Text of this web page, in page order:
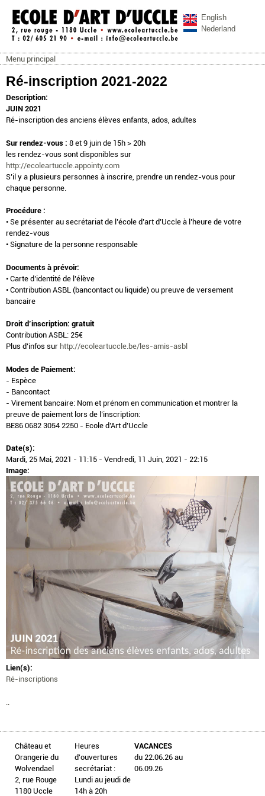
Aller au contenu principal
ecoleartuccle.be
English
Nederland
Menu principal
Menu principal
Ré-inscription 2021-2022
Description:
JUIN 2021
Ré-inscription des anciens élèves enfants, ados, adultes
Sur rendez-vous : 8 et 9 juin de 15h > 20h
les rendez-vous sont disponibles sur
http://ecoleartuccle.appointy.com
S’il y a plusieurs personnes à inscrire, prendre un rendez-vous pour
chaque personne.
Procédure :
• Se présenter au secrétariat de l’école d’art d’Uccle à l’heure de votre
rendez-vous
• Signature de la personne responsable
Documents à prévoir:
• Carte d’identité de l’élève​​
• Contribution ASBL (bancontact ou liquide) ou preuve de versement
bancaire
Droit d’inscription: gratuit
Contribution ASBL: 25€
Plus d’infos sur http://ecoleartuccle.be/les-amis-asbl
Modes de Paiement:
- Espèce
- Bancontact
- Virement bancaire: Nom et prénom en communication et montrer la
preuve de paiement lors de l’inscription:
BE86 0682 3054 2250 - Ecole d’Art d’Uccle
Date(s):
Mardi, 25 Mai, 2021 - 11:15 - Vendredi, 11 Juin, 2021 - 22:15
Image:
Lien(s):
Ré-inscriptions
Château et
Orangerie du
Wolvendael
2, rue Rouge
1180 Uccle
Heures
d'ouvertures
secrétariat :
Lundi au jeudi de
14h à 20h
VACANCES
du 22.06.26 au
06.09.26